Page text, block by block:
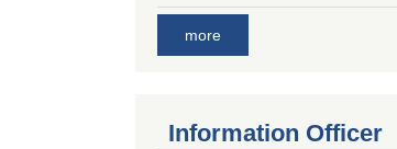
more
Information Officer